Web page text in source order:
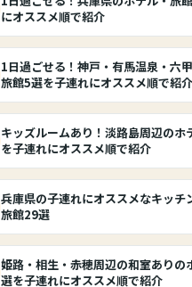
にオススメ順で紹介
1日過ごせる！神戸・有馬温泉・六
旅館5選を子連れにオススメ順で紹介
キッズルームあり！淡路島周辺のホ
を子連れにオススメ順で紹介
兵庫県の子連れにオススメなキッチ
旅館29選
姫路・相生・赤穂周辺の和室ありの
選を子連れにオススメ順で紹介